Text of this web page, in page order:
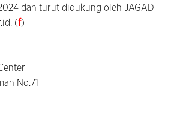
dan turut didukung oleh JAGAD
(f)
No.71